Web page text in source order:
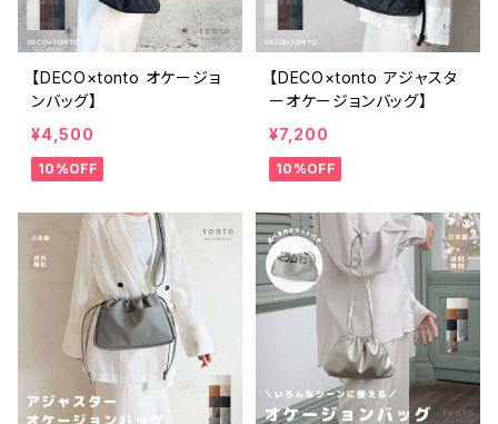
【DECO×tonto オケージョ
ンバッグ】
¥4,500
10%OFF
【DECO×tonto アジャスタ
ーオケージョンバッグ】
¥7,200
10%OFF